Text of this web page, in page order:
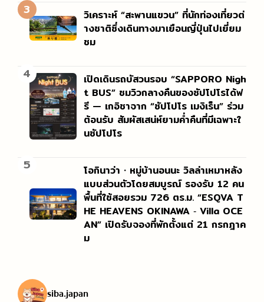
3
วิเคราะห์ “สะพานแขวน” ที่นักท่องเที่ยวต่
างชาติซึ่งเดินทางมาเยือนญี่ปุ่นไปเยี่ยม
ชม
4
เปิดเดินรถบัสวนรอบ “SAPPORO Nigh
t BUS” ชมวิวกลางคืนของซัปโปโรได้ฟ
รี — เกอิชาจาก “ซัปโปโร เมงิเร็น” ร่วม
ต้อนรับ สัมผัสเสน่ห์ยามค่ำคืนที่มีเฉพาะใ
นซัปโปโร
5
โอกินาว่า・หมู่บ้านอนนะ วิลล่าเหมาหลัง
แบบส่วนตัวโดยสมบูรณ์ รองรับ 12 คน
พื้นที่ใช้สอยรวม 726 ตร.ม. “ESQVA T
HE HEAVENS OKINAWA ‐ Villa OCE
AN” เปิดรับจองที่พักตั้งแต่ 21 กรกฎาค
ม
siba.japan